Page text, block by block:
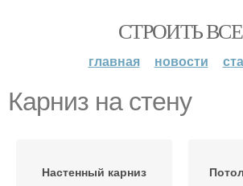
СТРОИТЬ ВСЕ
главная новости
Карниз на стену
Настенный карниз